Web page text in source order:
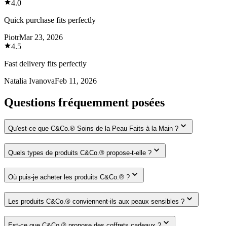
4.0
Quick purchase fits perfectly
PiotrMar 23, 2026
4.5
Fast delivery fits perfectly
Natalia IvanovaFeb 11, 2026
Questions fréquemment posées
Qu'est-ce que C&Co.® Soins de la Peau Faits à la Main ?
Quels types de produits C&Co.® propose-t-elle ?
Où puis-je acheter les produits C&Co.® ?
Les produits C&Co.® conviennent-ils aux peaux sensibles ?